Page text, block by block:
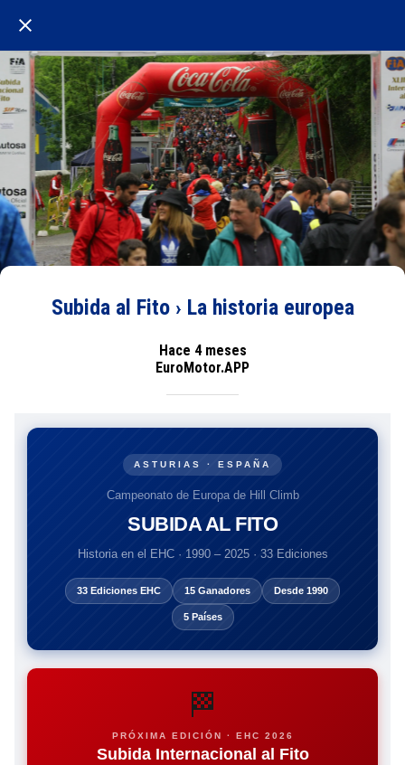
Subida al Fito › La historia europea
Hace 4 meses
EuroMotor.APP
ASTURIAS · ESPAÑA
Campeonato de Europa de Hill Climb
SUBIDA AL FITO
Historia en el EHC · 1990 – 2025 · 33 Ediciones
33 Ediciones EHC 15 Ganadores Desde 1990
5 Países
🏁
PRÓXIMA EDICIÓN · EHC 2026
Subida Internacional al Fito